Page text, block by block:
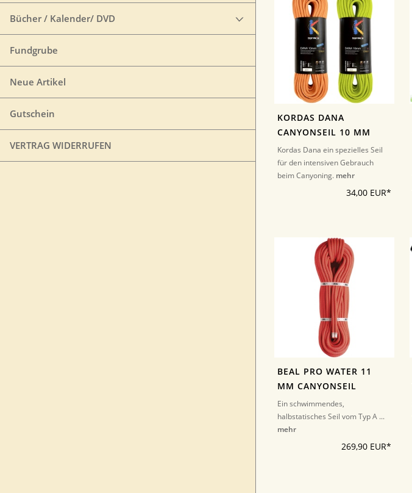
Bücher / Kalender/ DVD
Fundgrube
Neue Artikel
Gutschein
VERTRAG WIDERRUFEN
KORDAS DANA
CANYONSEIL 10 MM
Kordas Dana ein spezielles Seil
für den intensiven Gebrauch
beim Canyoning. mehr
34,00 EUR*
BEAL PRO WATER 11
MM CANYONSEIL
Ein schwimmendes,
halbstatisches Seil vom Typ A ...
mehr
269,90 EUR*